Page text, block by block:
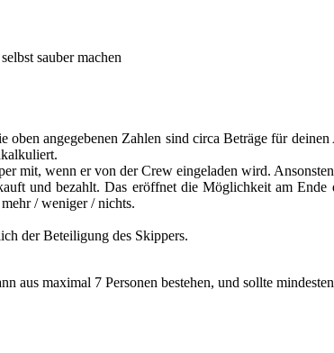
sauber machen
angegebenen Zahlen sind circa Beträge für
mit, wenn er von der Crew eingeladen wird.
und bezahlt. Das eröffnet die Möglichkeit am Ende
/ weniger / nichts.
der Beteiligung des Skippers.
aus maximal 7 Personen bestehen, und sollte